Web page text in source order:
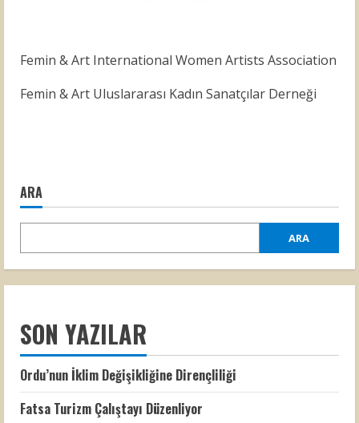
Femin & Art International Women Artists Association
Femin & Art Uluslararası Kadın Sanatçılar Derneği
ARA
ARA
SON YAZILAR
Ordu’nun İklim Değişikliğine Dirençliliği
Fatsa Turizm Çalıştayı Düzenliyor